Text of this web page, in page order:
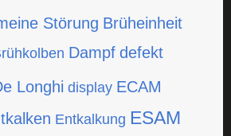
Störung Brüheinheit
Dampf defekt
Longhi display ECAM
Entkalkung ESAM